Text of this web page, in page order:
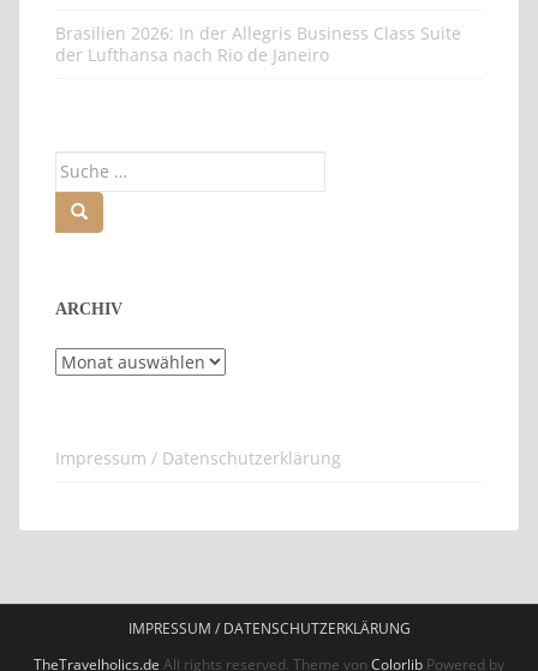
Brasilien 2026: In der Allegris Business Class Suite
der Lufthansa nach Rio de Janeiro
ARCHIV
Archiv
Impressum / Datenschutzerklärung
IMPRESSUM / DATENSCHUTZERKLÄRUNG
TheTravelholics.de All rights reserved. Theme von Colorlib Powered by